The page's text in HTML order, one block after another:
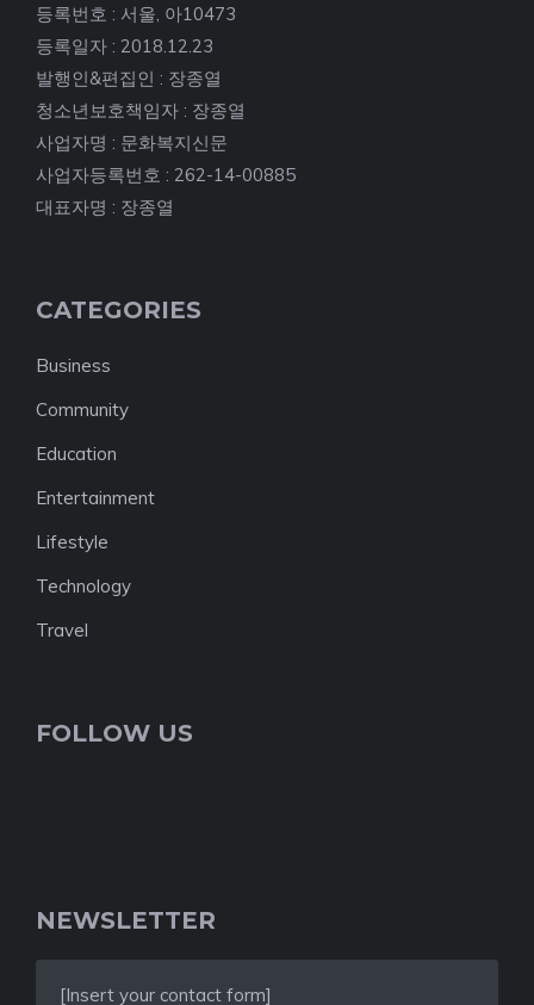
등록번호 : 서울, 아10473
등록일자 : 2018.12.23
발행인&편집인 : 장종열
청소년보호책임자 : 장종열
사업자명 : 문화복지신문
사업자등록번호 : 262-14-00885
대표자명 : 장종열
CATEGORIES
Business
Community
Education
Entertainment
Lifestyle
Technology
Travel
FOLLOW US
NEWSLETTER
[Insert your contact form]